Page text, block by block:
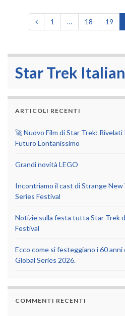
1 … 18 19
Star Trek
ARTICOLI RECENTI
🚀 Nuovo Film di Star Trek:
Futuro Lontanissimo
Grandi novità LEGO
Incontriamo il cast di Strange New
Series Festival
Notizie sulla festa tutta Star Trek
Festival
Ecco come si festeggiano i 60 anni
Global Series 2026.
COMMENTI RECENTI